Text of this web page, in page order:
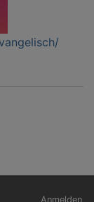
Anmelden